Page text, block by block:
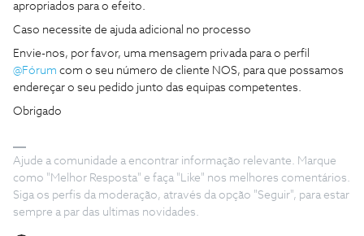
apropriados para o efeito.
Caso necessite de ajuda adicional no processo
Envie-nos, por favor, uma mensagem privada para o perfil
@Fórum com o seu número de cliente NOS, para que possamos
endereçar o seu pedido junto das equipas competentes.
Obrigado
Ajude a comunidade a encontrar informação relevante. Marque
como "Melhor Resposta" e faça "Like" nos melhores comentários.
Siga os perfis da moderação, através da opção "Seguir", para estar
sempre a par das ultimas novidades.